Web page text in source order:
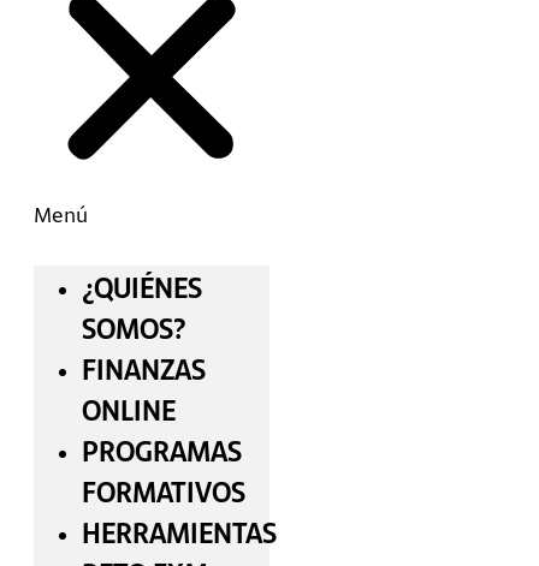
Menú
¿QUIÉNES
SOMOS?
FINANZAS
ONLINE
PROGRAMAS
FORMATIVOS
HERRAMIENTAS